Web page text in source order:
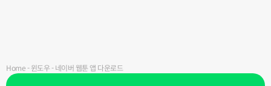
Home-윈도우-네이버 웹툰 앱 다운로드